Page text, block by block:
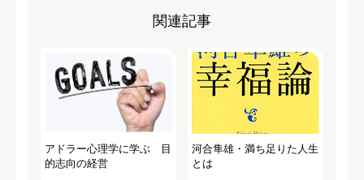
関連記事
アドラー心理学に学ぶ 目
的志向の経営
河合隼雄・満ち足りた人生
とは